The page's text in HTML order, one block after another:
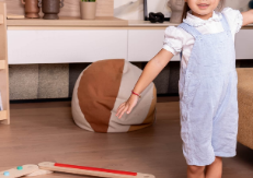
Kite
- con Vita Elasticizzata -
di Cotone Bio
iniziale24,00 €
12,00 €